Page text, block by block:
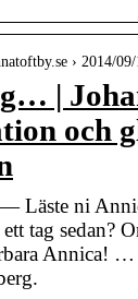
› 2014/09/
|
och
Läste ni
tag sedan?
Annica!